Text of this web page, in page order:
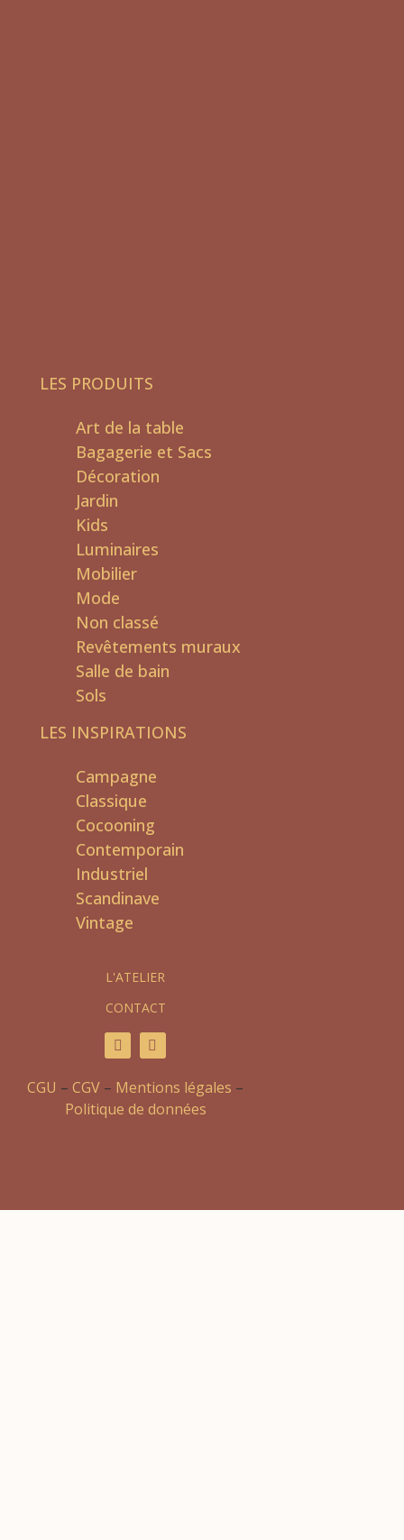
LES PRODUITS
Art de la table
Bagagerie et Sacs
Décoration
Jardin
Kids
Luminaires
Mobilier
Mode
Non classé
Revêtements muraux
Salle de bain
Sols
LES INSPIRATIONS
Campagne
Classique
Cocooning
Contemporain
Industriel
Scandinave
Vintage
L'ATELIER
CONTACT
CGU – CGV – Mentions légales –
Politique de données